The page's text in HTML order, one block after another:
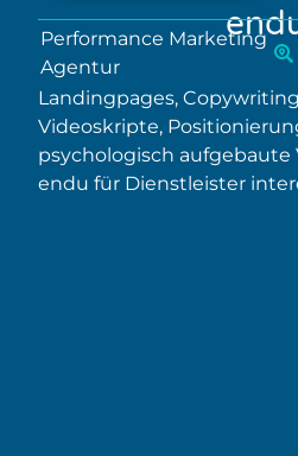
Performance Marketing
Agentur
Landingpages,
Videoskripte,
psychologisch
endu für Dienstleister